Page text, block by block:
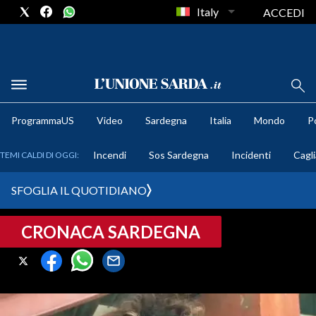
METEO
CRONACA SARDEGNA
CAGLIARI
SULCIS IGLESIENTE
Italy ACCEDI
ProgrammaUS Video Sardegna Italia Mondo
TEMI CALDI DI OGGI: Incendi Sos Sardegna Incidenti
SFOGLIA IL QUOTIDIANO
CRONACA SARDEGNA